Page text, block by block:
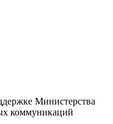
Министерства
коммуникаций